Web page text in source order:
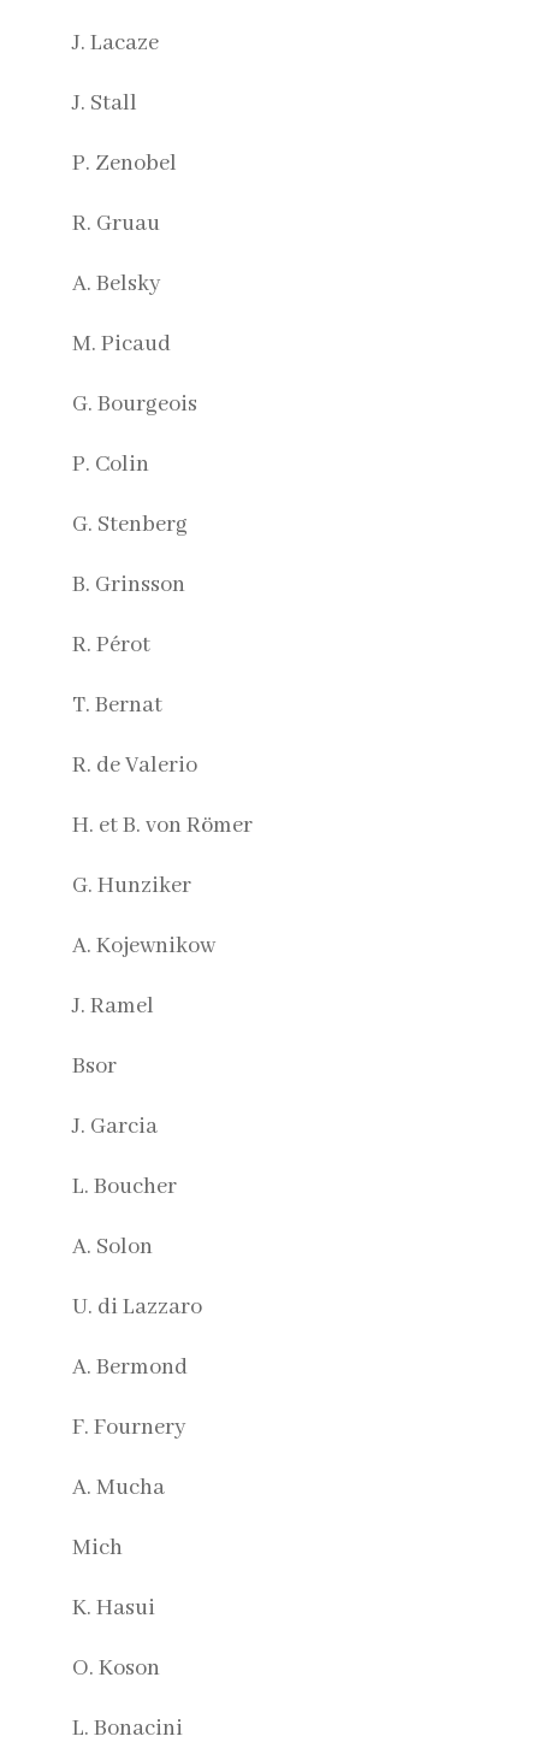
J. Lacaze
J. Stall
P. Zenobel
R. Gruau
A. Belsky
M. Picaud
G. Bourgeois
P. Colin
G. Stenberg
B. Grinsson
R. Pérot
T. Bernat
R. de Valerio
H. et B. von Römer
G. Hunziker
A. Kojewnikow
J. Ramel
Bsor
J. Garcia
L. Boucher
A. Solon
U. di Lazzaro
A. Bermond
F. Fournery
A. Mucha
Mich
K. Hasui
O. Koson
L. Bonacini